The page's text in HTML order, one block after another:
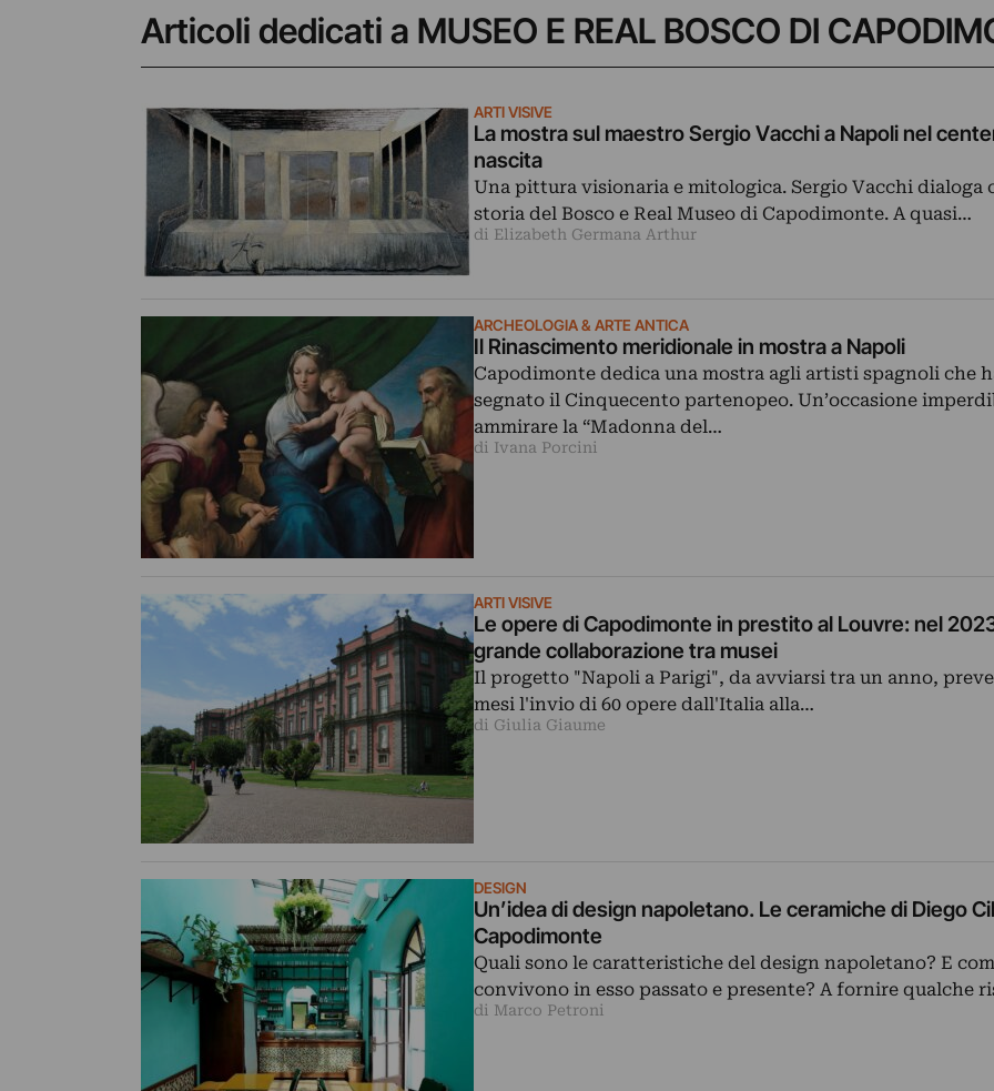
Articoli dedicati a MUSEO E REAL BOSCO DI
ARTI VISIVE
La mostra sul maestro Sergio Vacchi a Napoli nel
nascita
Una pittura visionaria e mitologica. Sergio Vacchi dialoga
storia del Bosco e Real Museo di Capodimonte. A quasi…
di Elizabeth Germana Arthur
ARCHEOLOGIA & ARTE ANTICA
Il Rinascimento meridionale in mostra a Napoli
Capodimonte dedica una mostra agli artisti spagnoli che
segnato il Cinquecento partenopeo. Un’occasione
ammirare la “Madonna del…
di Ivana Porcini
ARTI VISIVE
Le opere di Capodimonte in prestito al Louvre: nel
grande collaborazione tra musei
Il progetto "Napoli a Parigi", da avviarsi tra un anno,
mesi l'invio di 60 opere dall'Italia alla…
di Giulia Giaume
DESIGN
Un’idea di design napoletano. Le ceramiche di Diego
Capodimonte
Quali sono le caratteristiche del design napoletano? E
convivono in esso passato e presente? A fornire qualche
di Marco Petroni